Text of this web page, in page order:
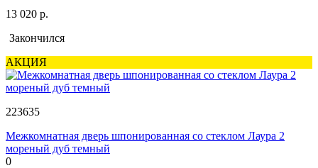
13 020 р.
Закончился
АКЦИЯ
223635
Межкомнатная дверь шпонированная со стеклом Лаура 2
мореный дуб темный
0